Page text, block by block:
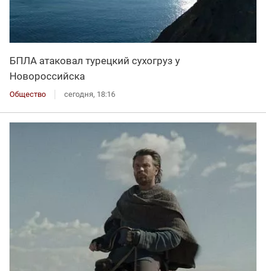
БПЛА атаковал турецкий сухогруз у
Новороссийска
Общество сегодня, 18:16